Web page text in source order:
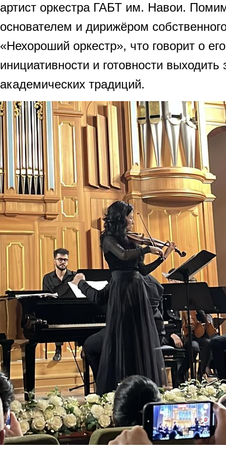
артист оркестра ГАБТ им. Навои.
основателем и дирижёром
«Нехороший оркестр», что говорит о
инициативности и готовности выходить
академических традиций.